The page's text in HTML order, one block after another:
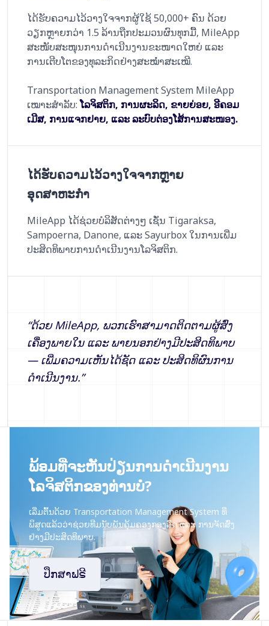
ໄດ້ຮັບຄວາມໄວ້ວາງໃຈຈາກຜູ້ໃຊ້ 50,000+ ຄົນ ດ້ວຍ
ວຽກຫຼາຍກວ່າ 1.5 ລ້ານຖືກປະມວນຜົນທຸກມື້, MileApp
ສະໜັບສະໜຸນການດຳເນີນງານຂະໜາດໃຫຍ່ ແລະ
ການເຕີບໂຕຂອງທຸລະກິດຢ່າງສະໝ່ຳສະເໝີ.
Transportation Management System MileApp
ເໝາະສຳລັບ: ໂລຈິສຕິກ, ການຜະລິດ, ຂາຍຍ່ອຍ, ອີຄອມ
ເມີສ, ການແຈກຢາຍ, ແລະ ລະບົບຕ່ອງໂສ້ການສະໜອງ.
ໄດ້ຮັບຄວາມໄວ້ວາງໃຈຈາກຫຼາຍ
ອຸດສາຫະກຳ
MileApp ໄດ້ຊ່ວຍບໍລິສັດຕ່າງໆ ເຊັ່ນ Tigaraksa,
Sampoerna, Danone, ແລະ Sayurbox ໃນການເພີ່ມ
ປະສິດທິພາບການດຳເນີນງານໂລຈິສຕິກ.
“ດ້ວຍ MileApp, ພວກເຮົາສາມາດຕິດຕາມຜູ້ສົ່ງ
ເຄື່ອງພາຍໃນ ແລະ ພາຍນອກຢ່າງມີປະສິດທິພາບ
— ເພີ່ມຄວາມເຫັນໄດ້ຊັດ ແລະ ປະສິດທິຜົນການ
ດຳເນີນງານ.”
ພ້ອມທີ່ຈະຫັນປ່ຽນການດຳເນີນງານ
ໂລຈິສຕິກຂອງທ່ານບໍ?
ເລີ່ມຕົ້ນດ້ວຍ Transportation Management System ທີ່
ພິສູດແລ້ວວ່າຊ່ວຍທີມນັບພັນຄຸ້ມຄອງກອງລົດ ແລະ ການຈັດສົ່ງ
ຢ່າງມີປະສິດທິພາບ.
ປຶກສາຟຣີ